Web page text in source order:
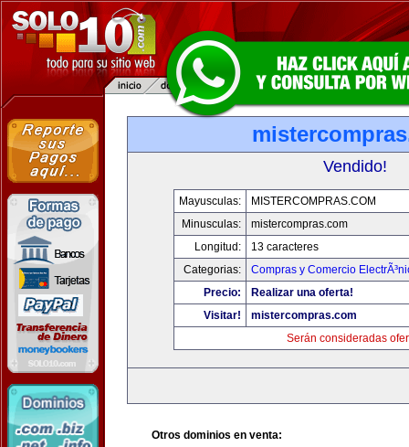
Vendido!
Mayusculas:
MISTERCOMPRAS.COM
Minusculas:
mistercompras.com
Longitud:
13 caracteres
Categorias:
Compras y Comercio
Precio:
Realizar una oferta!
Visitar!
mistercompras.com
Serán consideradas
Otros dominios en venta: